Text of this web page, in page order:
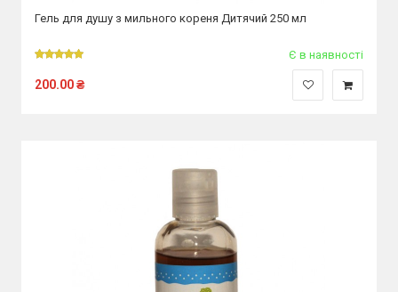
Гель для душу з мильного кореня Дитячий 250 мл
Є в наявності
200.00₴